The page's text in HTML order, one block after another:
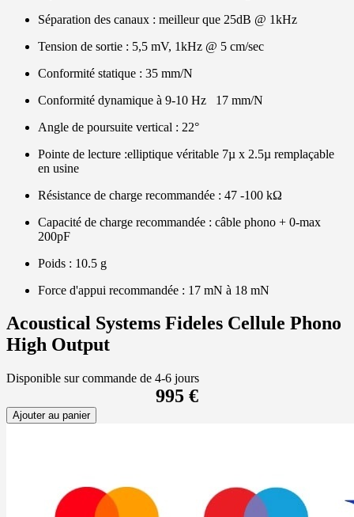
Séparation des canaux : meilleur que 25dB @ 1kHz
Tension de sortie : 5,5 mV, 1kHz @ 5 cm/sec
Conformité statique : 35 mm/N
Conformité dynamique à 9-10 Hz 17 mm/N
Angle de poursuite vertical : 22°
Pointe de lecture :elliptique véritable 7µ x 2.5µ remplaçable
en usine
Résistance de charge recommandée : 47 -100 kΩ
Capacité de charge recommandée : câble phono + 0-max
200pF
Poids : 10.5 g
Force d'appui recommandée : 17 mN à 18 mN
Acoustical Systems Fideles Cellule Phono
High Output
Disponible sur commande de 4-6 jours
995 €
Ajouter au panier